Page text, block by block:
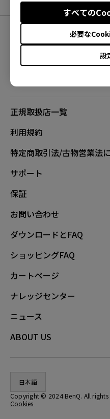
設
必要な
すべての
(XL), FK1+-C (XL),
FK1-B WHITE (L),
(M), FK2-B (M), FK2-B
(M), FK2-C (M), FK2-
(M), S1 DIVINA PINK
WHITE (M), S1-C (M),
(S), S2 DIVINA PINK
WHITE (S), S2-C (S),
ZA11 (L), ZA11 WHITE
(M), ZA12-B (M), ZA12-
ZA13 (S), ZA13 WHITE
WHITE (S), ZA13-C (S),
FOLLOW
正規取扱店一覧
利用規約
特定商取引法/古物営業法
サポート
保証
お問い合わせ
ダウンロードとFAQ
ショッピングFAQ
カートページ
ナレッジセンター
ニュース
ABOUT US
日本語
Copyright © 2024 BenQ. All rights
Cookies